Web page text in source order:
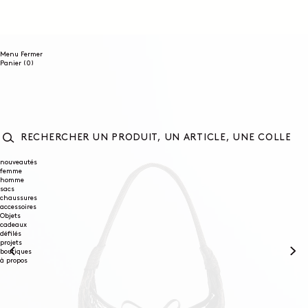
Menu Fermer
Panier (0)
UN
PRODUIT,
UN
UNE
COLLECTION...
nouveautés
femme
homme
sacs
chaussures
accessoires
Objets
cadeaux
défilés
projets
boutiques
à propos